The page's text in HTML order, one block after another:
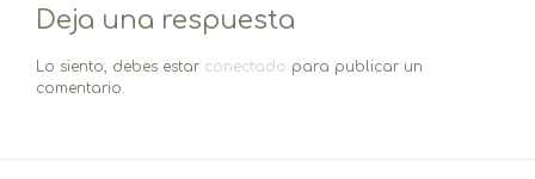
entradas
Deja una respuesta
Lo siento, debes estar conectado para publicar un
comentario.